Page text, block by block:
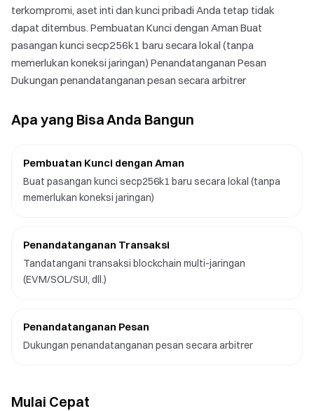
terkompromi, aset inti dan kunci pribadi Anda tetap tidak
dapat ditembus. Pembuatan Kunci dengan Aman Buat
pasangan kunci secp256k1 baru secara lokal (tanpa
memerlukan koneksi jaringan) Penandatanganan Pesan
Dukungan penandatanganan pesan secara arbitrer
Apa yang Bisa Anda Bangun
Pembuatan Kunci dengan Aman
Buat pasangan kunci secp256k1 baru secara lokal (tanpa
memerlukan koneksi jaringan)
Penandatanganan Transaksi
Tandatangani transaksi blockchain multi-jaringan
(EVM/SOL/SUI, dll.)
Penandatanganan Pesan
Dukungan penandatanganan pesan secara arbitrer
Mulai Cepat